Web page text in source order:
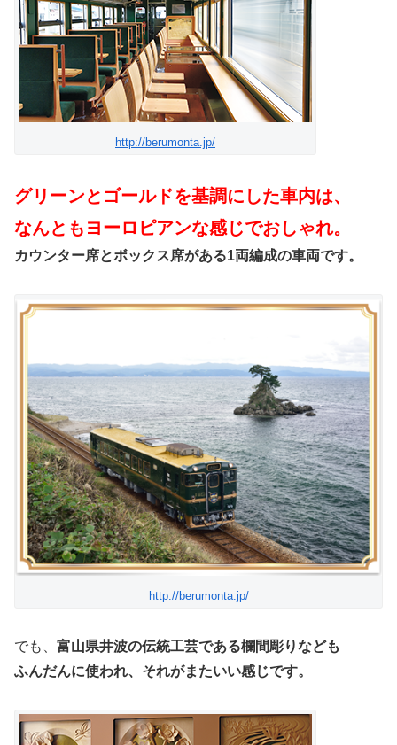
http://berumonta.jp/
グリーンとゴールドを基調にした車内は、
なんともヨーロピアンな感じでおしゃれ。
カウンター席とボックス席がある1両編成の車両です。
http://berumonta.jp/
でも、 富山県井波の伝統工芸である欄間彫りなども
ふんだんに使われ、それがまたいい感じです。